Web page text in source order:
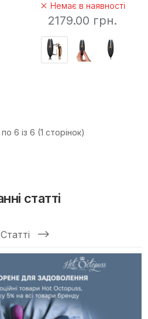
Немає в наявності
2179.00 грн.
6 із 6 (1 сторінок)
статті